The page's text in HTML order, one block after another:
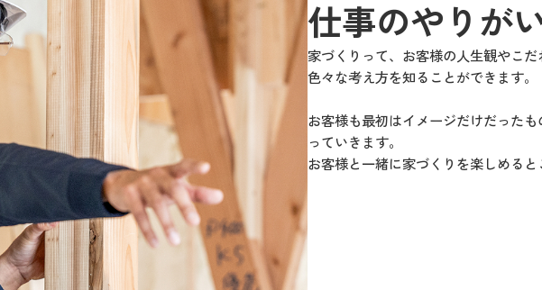
仕事のやりが
家づくりって、お客様の人生観やこ
色々な考え方を知ることができます。
お客様も最初はイメージだけだった
っていきます。
お客様と一緒に家づくりを楽しめる